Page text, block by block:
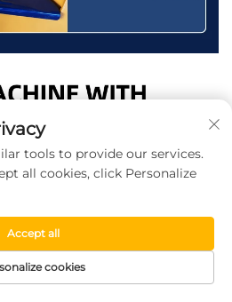
tools to provide our services.
all cookies, click Personalize
cookies
Accept all